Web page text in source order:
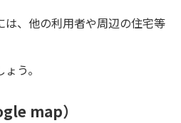
、他の利用者や周辺の住宅等
う。
map）